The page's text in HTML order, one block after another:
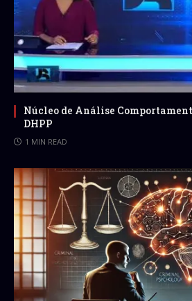
Núcleo de Análise
DHPP
1 MIN READ